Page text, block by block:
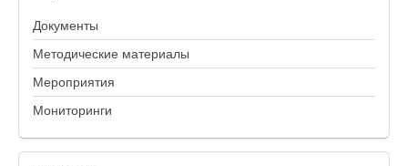
Документы
Методические материалы
Мероприятия
Мониторинги